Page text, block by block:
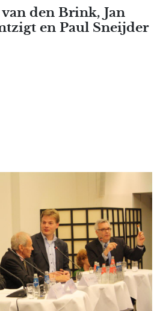
Overslaan en naar de inhoud
den Brink, Jan
en Paul Sneijder